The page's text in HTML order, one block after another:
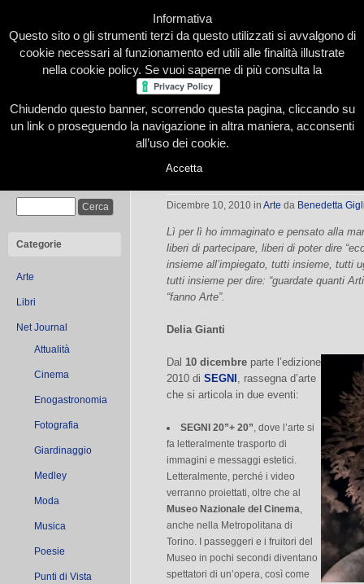
Home Presentazione Redazione Le nostre firme
Categorie
Arte
Libri
Net Journal
Attualità
Cinema
Enogastronomia
Fotografia
Giardinaggio
Medley
Moda
Musica
Poesie
Punti di Vista
Segni 2010
Dicembre 10, 2010 in Arte da Benedetta
Lì per lì ho immaginato e pensato alla
liberi di partecipare, liberi di poter dire
insieme all’impiegato, tutti insieme, tutti
tutti insieme per dire: “guardate quanti
“fanno Arte”.
Delia Gianti
Dal 10 dicembre parte l’edizione
2010 di SEGNI , rassegna d’arte
che si articola in due eventi:
SEGNI 20”+ 20”, dove l’arte si
fa letteralmente trasporto di
immagini e messaggi estetici.
Letteralmente, perché i video
verranno proiettati, oltre che al
Museo Nazionale del Cinema,
anche nella Metropolitana di
Torino. I passeggeri e i fruitori del
Museo in pochi secondi diventano
spettatori di un’opera, così come
Informativa
Questo sito o gli strumenti terzi da questo utilizzati si avvalgono di
cookie necessari al funzionamento ed utili alle finalità illustrate
nella cookie policy. Se vuoi saperne di più consulta la
Chiudendo questo banner, scorrendo questa pagina, cliccando su
un link o proseguendo la navigazione in altra maniera, acconsenti
all’uso dei cookie.
Accetta